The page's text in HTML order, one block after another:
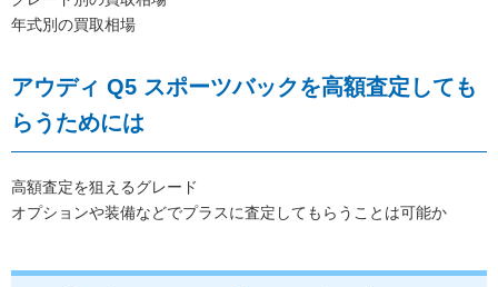
年式別の買取相場
アウディ Q5 スポーツバックを高額査定しても
らうためには
高額査定を狙えるグレード
オプションや装備などでプラスに査定してもらうことは可能か